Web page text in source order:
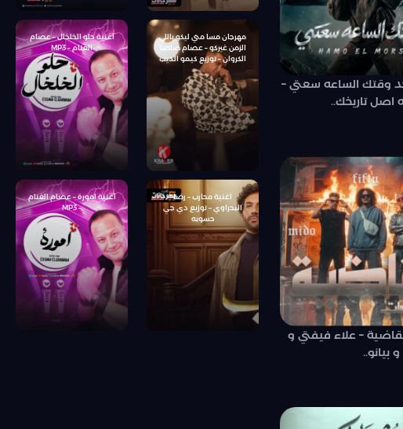
وقتك الساعه سعتي –
تاريخك..
– علاء فيفتي و
بيانو..
مهرجان مسا مني ليكو ياللي
الزمن غيركو – عصام صاصا
الكروان – توزيع كيمو الديب
انتاج كراكيب انترتينمنت
اغنية حلو الخلخال – عصام
الغنام – MP3
اغنية محارب – رضا
البحراوي – توزيع دي جي
حسوبه
اغنية امورة – عصام الغنام
– MP3